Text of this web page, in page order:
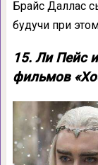
Брайс Даллас
будучи при
15. Ли Пейс
фильмов